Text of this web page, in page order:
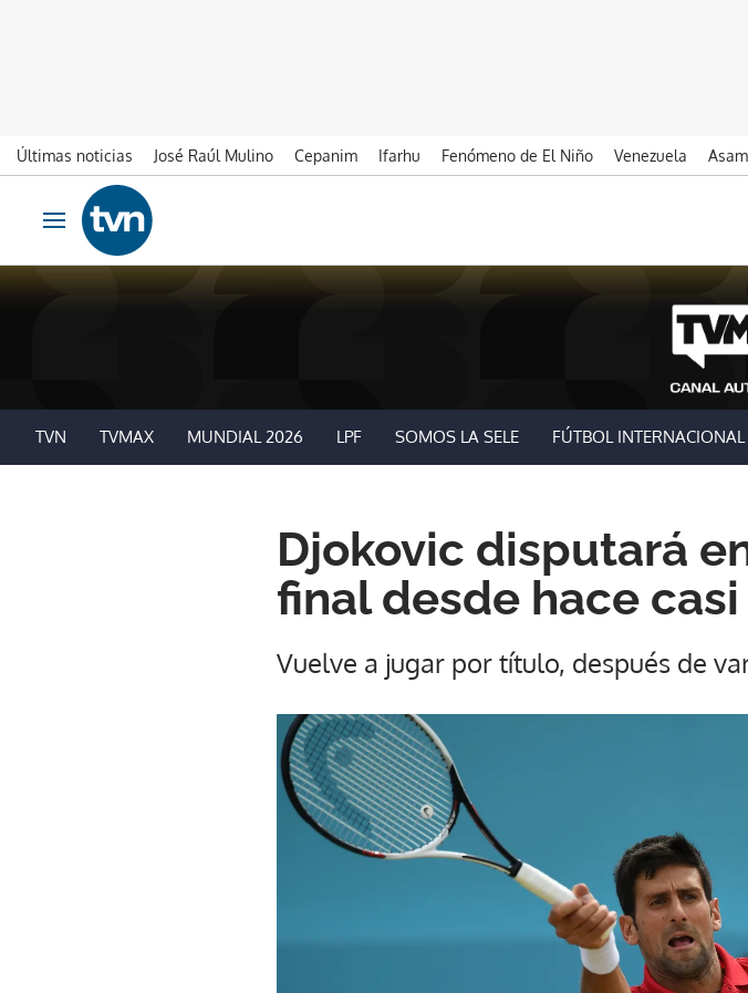
Últimas noticias José Raúl Mulino Cepanim Ifarhu Fenómeno de El Niño Venezuela
Ir al contenido
Obrir navegació
TVN TVMAX MUNDIAL 2026 LPF SOMOS LA SELE FÚTBOL INTERNACIONAL
Djokovic disputará
final desde hace
Vuelve a jugar por título, después de